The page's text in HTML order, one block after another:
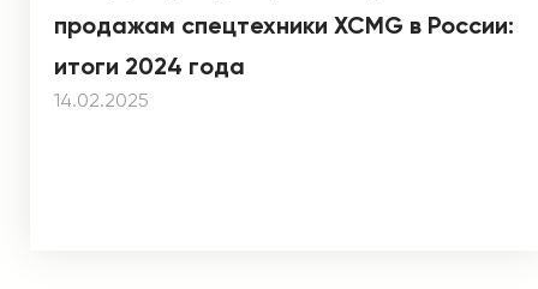
продажам спецтехники XCMG в России:
итоги 2024 года
14.02.2025